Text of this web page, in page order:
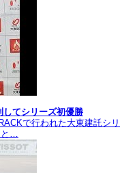
してシリーズ初優勝
で行われた大東建託シリ
と…